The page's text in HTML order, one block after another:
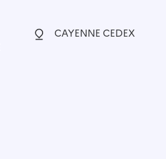
Localisation :
CAYENNE CEDEX